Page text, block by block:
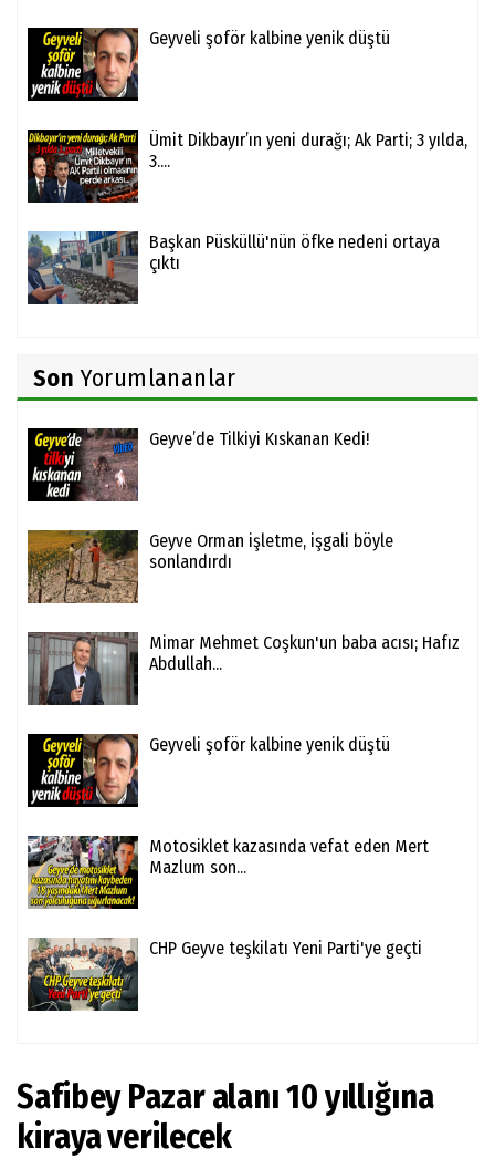
Geyveli şoför kalbine yenik düştü
Ümit Dikbayır’ın yeni durağı; Ak Parti; 3 yılda,
3....
Başkan Püsküllü'nün öfke nedeni ortaya
çıktı
Son Yorumlananlar
Geyve’de Tilkiyi Kıskanan Kedi!
Geyve Orman işletme, işgali böyle
sonlandırdı
Mimar Mehmet Coşkun'un baba acısı; Hafız
Abdullah...
Geyveli şoför kalbine yenik düştü
Motosiklet kazasında vefat eden Mert
Mazlum son...
CHP Geyve teşkilatı Yeni Parti'ye geçti
Safibey Pazar alanı 10 yıllığına
kiraya verilecek